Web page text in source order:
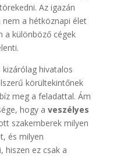
Az igazán
a hétköznapi élet
a különböző cégek
kizárólag hivatalos
körültekintőnek
meg a feladattal. Ám
hogy a veszélyes
szakemberek milyen
és milyen
hiszen ez csak a